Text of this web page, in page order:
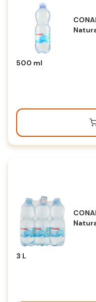
500 ml
3 L